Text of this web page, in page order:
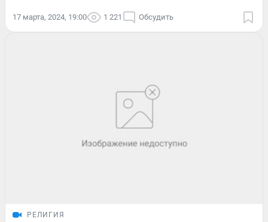
17 марта, 2024, 19:00 1 221 Обсудить
РЕЛИГИЯ